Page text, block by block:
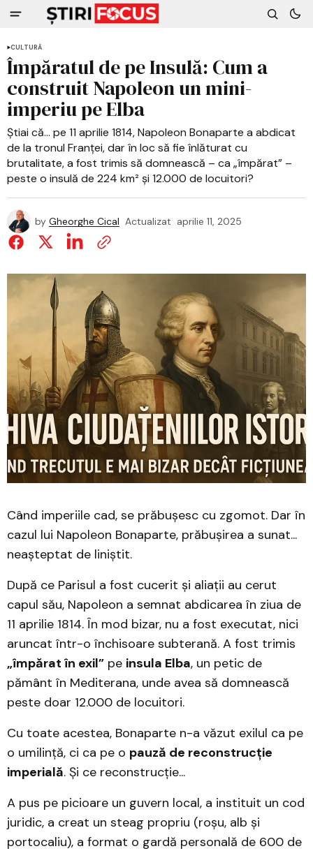
CULTURĂ
Împăratul de pe Insulă: Cum a
construit Napoleon un mini-
imperiu pe Elba
Știai că… pe 11 aprilie 1814, Napoleon Bonaparte a abdicat
de la tronul Franței, dar în loc să fie înlăturat cu
brutalitate, a fost trimis să domnească – ca „împărat” –
peste o insulă de 224 km² și 12.000 de locuitori?
by Gheorghe Cical Actualizat aprilie 11, 2025
Când imperiile cad, se prăbușesc cu zgomot. Dar în
cazul lui Napoleon Bonaparte, prăbușirea a sunat...
neașteptat de liniștit.
După ce Parisul a fost cucerit și aliații au cerut
capul său, Napoleon a semnat abdicarea în ziua de
11 aprilie 1814. În mod bizar, nu a fost executat, nici
aruncat într-o închisoare subterană. A fost trimis
„împărat în exil” pe insula Elba, un petic de
pământ în Mediterana, unde avea să domnească
peste doar 12.000 de locuitori.
Cu toate acestea, Bonaparte n-a văzut exilul ca pe
o umilință, ci ca pe o pauză de reconstrucție
imperială. Și ce reconstrucție...
A pus pe picioare un guvern local, a instituit un cod
juridic, a creat un steag propriu (roșu, alb și
portocaliu), a format o gardă personală de 600 de